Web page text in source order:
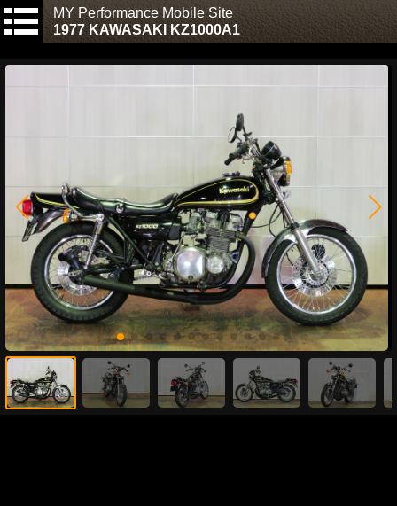
MY Performance Mobile Site
1977 KAWASAKI KZ1000A1